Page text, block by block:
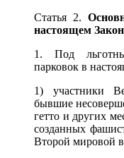
Статья 2.
настоящем
1. Под
парковок в
1) участники
бывшие
гетто и других
созданных
Второй мировой